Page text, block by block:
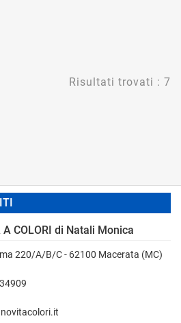
Risultati trovati : 7
A COLORI di Natali Monica
220/A/B/C - 62100 Macerata (MC)